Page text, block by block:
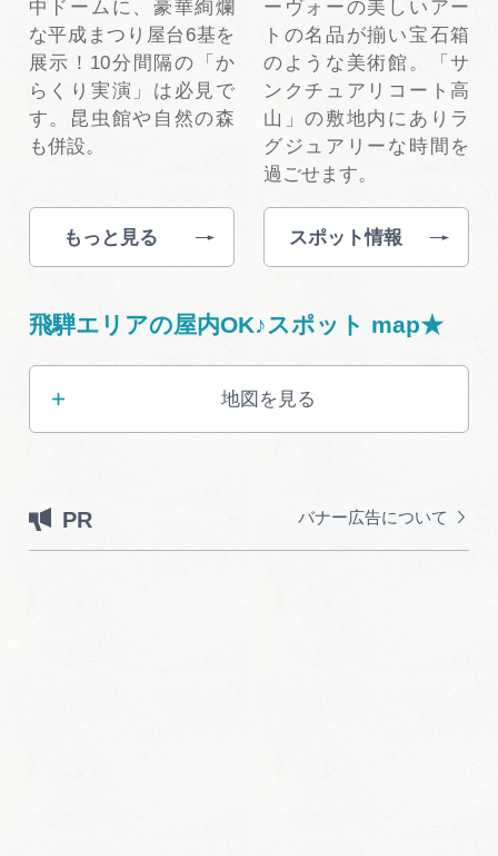
中ドームに、豪華絢爛
な平成まつり屋台6基を
展示！10分間隔の「か
らくり実演」は必見で
す。昆虫館や自然の森
も併設。
もっと見る
ーヴォーの美しいアー
トの名品が揃い宝石箱
のような美術館。「サ
ンクチュアリコート高
山」の敷地内にありラ
グジュアリーな時間を
過ごせます。
スポット情報
飛騨エリアの屋内OK♪スポット map★
地図を見る
PR バナー広告について